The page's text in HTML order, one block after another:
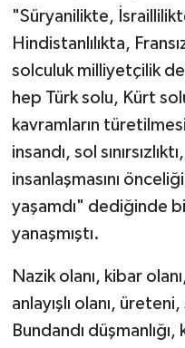
"Süryanilikte,
Hindistanlılıkta,
solculuk milliyetçilik
hep Türk solu, Kürt
kavramların
insandı, sol
insanlaşmasını
yaşamdı" dediğinde
yanaşmıştı.
Nazik olanı, kibar
anlayışlı olanı,
Bundandı düşmanlığı,